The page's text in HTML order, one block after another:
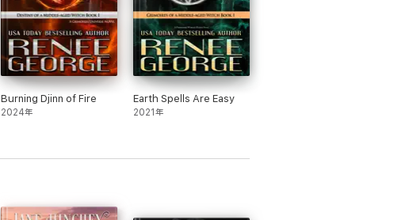
Burning Djinn of Fire
2024年
Earth Spells Are Easy
2021年